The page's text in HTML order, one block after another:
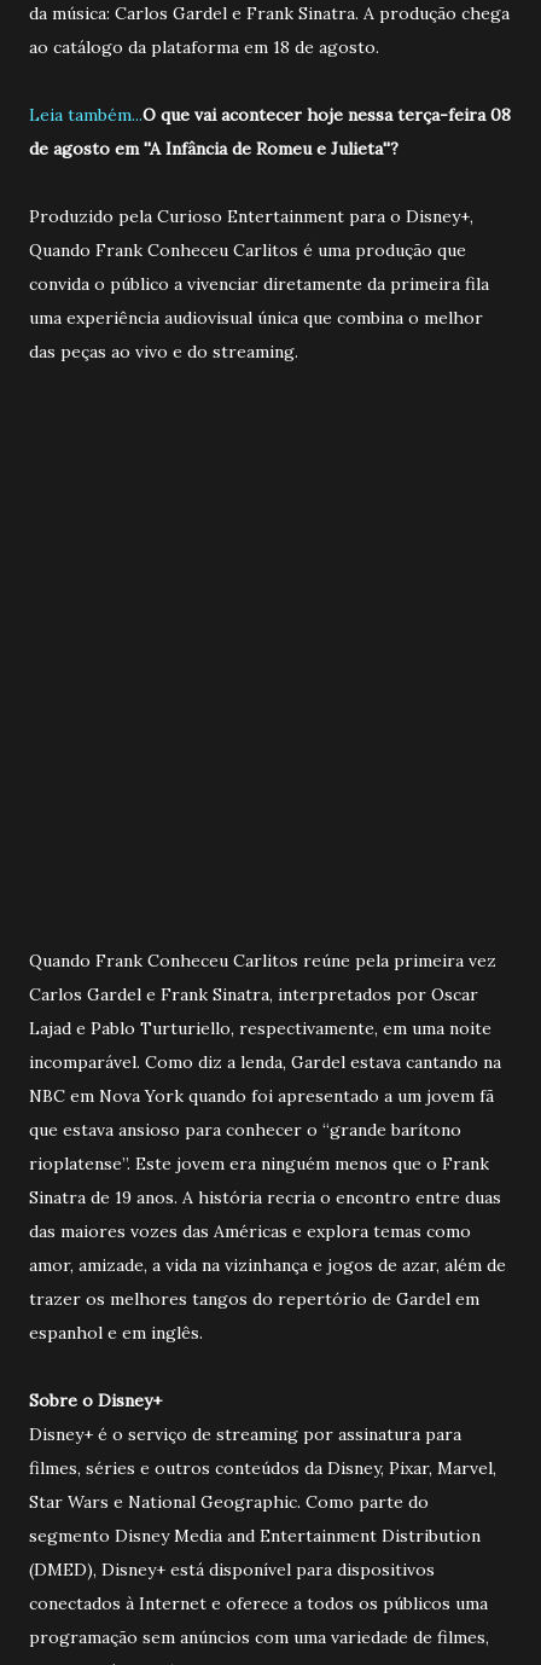
da música: Carlos Gardel e Frank Sinatra. A produção chega
ao catálogo da plataforma em 18 de agosto.
Leia também...O que vai acontecer hoje nessa terça-feira 08
de agosto em ''A Infância de Romeu e Julieta''?
Produzido pela Curioso Entertainment para o Disney+,
Quando Frank Conheceu Carlitos é uma produção que
convida o público a vivenciar diretamente da primeira fila
uma experiência audiovisual única que combina o melhor
das peças ao vivo e do streaming.
Quando Frank Conheceu Carlitos reúne pela primeira vez
Carlos Gardel e Frank Sinatra, interpretados por Oscar
Lajad e Pablo Turturiello, respectivamente, em uma noite
incomparável. Como diz a lenda, Gardel estava cantando na
NBC em Nova York quando foi apresentado a um jovem fã
que estava ansioso para conhecer o “grande barítono
rioplatense”. Este jovem era ninguém menos que o Frank
Sinatra de 19 anos. A história recria o encontro entre duas
das maiores vozes das Américas e explora temas como
amor, amizade, a vida na vizinhança e jogos de azar, além de
trazer os melhores tangos do repertório de Gardel em
espanhol e em inglês.
Sobre o Disney+
Disney+ é o serviço de streaming por assinatura para
filmes, séries e outros conteúdos da Disney, Pixar, Marvel,
Star Wars e National Geographic. Como parte do
segmento Disney Media and Entertainment Distribution
(DMED), Disney+ está disponível para dispositivos
conectados à Internet e oferece a todos os públicos uma
programação sem anúncios com uma variedade de filmes,